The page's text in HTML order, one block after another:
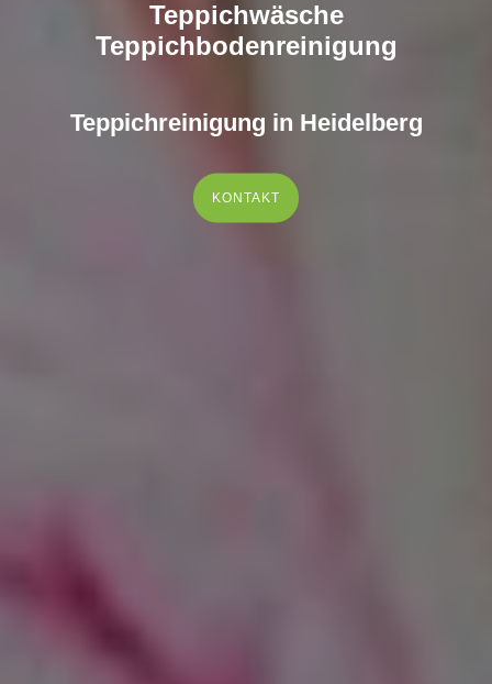
Teppichwäsche
Teppichbodenreinigung
Teppichreinigung in Heidelberg
KONTAKT